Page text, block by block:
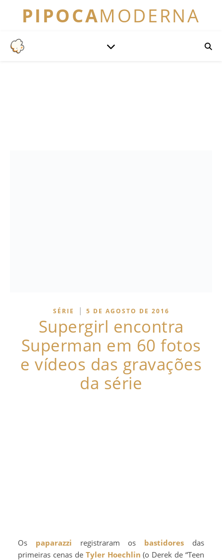
PIPOCAMODERNA
SÉRIE | 5 DE AGOSTO DE 2016
Supergirl encontra
Superman em 60 fotos
e vídeos das gravações
da série
Os paparazzi registraram os bastidores das
primeiras cenas de Tyler Hoechlin (o Derek de “Teen